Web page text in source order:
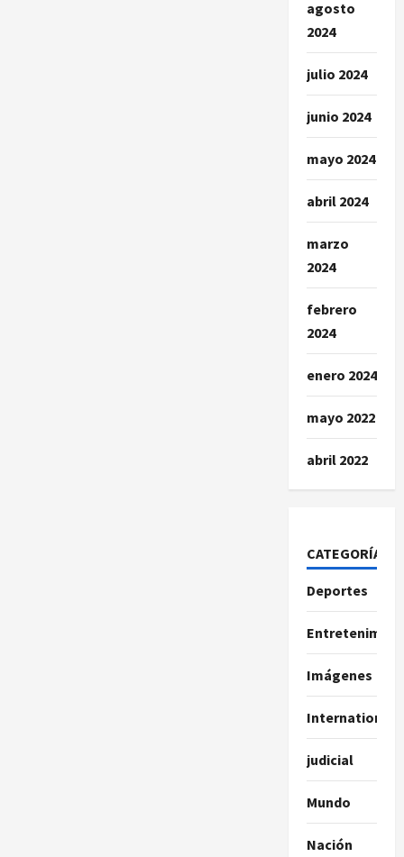
agosto
2024
julio 2024
junio 2024
mayo 2024
abril 2024
marzo
2024
febrero
2024
enero 2024
mayo 2022
abril 2022
CATEGORÍAS
Deportes
Imágenes
International
judicial
Mundo
Nación